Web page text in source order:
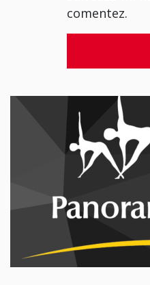
comentez.